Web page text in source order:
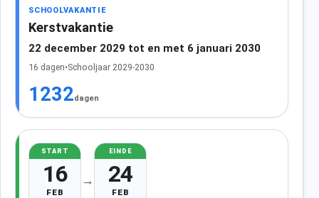
SCHOOLVAKANTIE
Kerstvakantie
22 december 2029 tot en met 6 januari 2030
16 dagen•Schooljaar 2029-2030
1232dagen
START
16
FEB
→
EINDE
24
FEB